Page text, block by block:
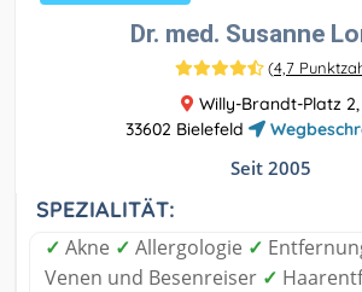
Dr. med. Susanne
(4,7
Willy-Brandt-Platz 2,
33602 Bielefeld
Seit 2005
SPEZIALITÄT:
✓ Akne ✓ Allergologie ✓
Venen und Besenreiser ✓